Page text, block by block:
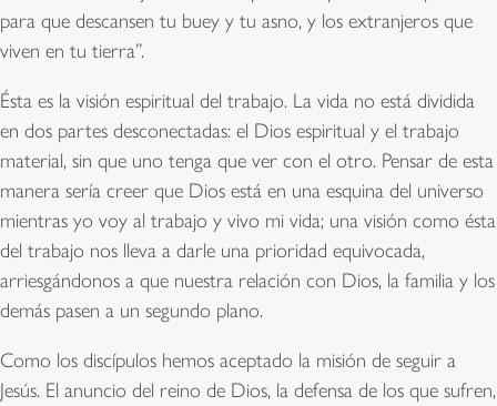
para que descansen tu buey y tu asno, y los extranjeros que
viven en tu tierra”.
Ésta es la visión espiritual del trabajo. La vida no está dividida
en dos partes desconectadas: el Dios espiritual y el trabajo
material, sin que uno tenga que ver con el otro. Pensar de esta
manera sería creer que Dios está en una esquina del universo
mientras yo voy al trabajo y vivo mi vida; una visión como ésta
del trabajo nos lleva a darle una prioridad equivocada,
arriesgándonos a que nuestra relación con Dios, la familia y los
demás pasen a un segundo plano.
Como los discípulos hemos aceptado la misión de seguir a
Jesús. El anuncio del reino de Dios, la defensa de los que sufren,